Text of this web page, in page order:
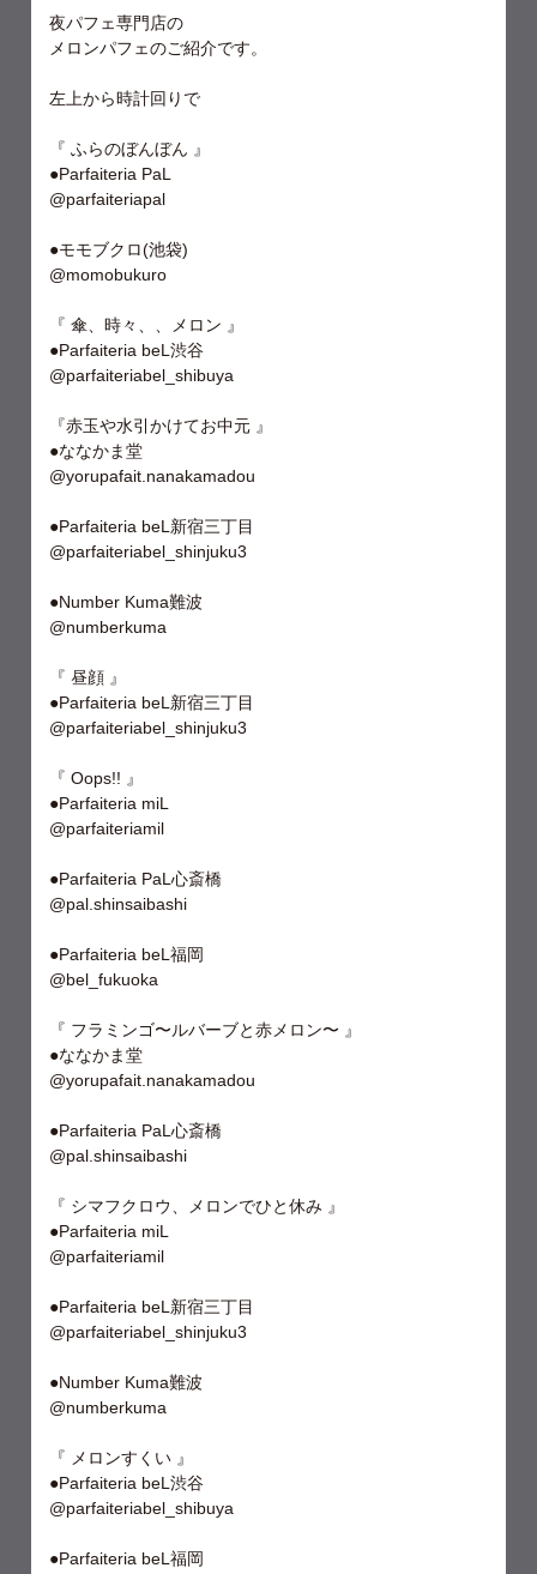
夜パフェ専門店の
メロンパフェのご紹介です。
左上から時計回りで
『 ふらのぼんぼん 』
●Parfaiteria PaL
@parfaiteriapal
●モモブクロ(池袋)
@momobukuro
『 傘、時々、、メロン 』
●Parfaiteria beL渋谷
@parfaiteriabel_shibuya
『赤玉や水引かけてお中元 』
●ななかま堂
@yorupafait.nanakamadou
●Parfaiteria beL新宿三丁目
@parfaiteriabel_shinjuku3
●Number Kuma難波
@numberkuma
『 昼顔 』
●Parfaiteria beL新宿三丁目
@parfaiteriabel_shinjuku3
『 Oops!! 』
●Parfaiteria miL
@parfaiteriamil
●Parfaiteria PaL心斎橋
@pal.shinsaibashi
●Parfaiteria beL福岡
@bel_fukuoka
『 フラミンゴ〜ルバーブと赤メロン〜 』
●ななかま堂
@yorupafait.nanakamadou
●Parfaiteria PaL心斎橋
@pal.shinsaibashi
『 シマフクロウ、メロンでひと休み 』
●Parfaiteria miL
@parfaiteriamil
●Parfaiteria beL新宿三丁目
@parfaiteriabel_shinjuku3
●Number Kuma難波
@numberkuma
『 メロンすくい 』
●Parfaiteria beL渋谷
@parfaiteriabel_shibuya
●Parfaiteria beL福岡